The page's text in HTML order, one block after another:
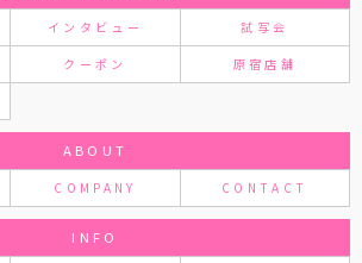
インタビュー 試写会
クーポン 原宿店舗
ABOUT
COMPANY CONTACT
INFO